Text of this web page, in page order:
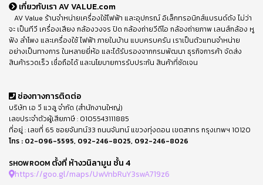
เกี่ยวกับเรา AV VALUE.com
AV Value ร้านจำหน่ายเครื่องใช้ไฟฟ้า และอุปกรณ์ อิเล็กทรอนิกส์แบรนด์ดัง ไม่ว่า
จะ เป็นทีวี เครื่องเสียง กล้องวงจร ปิด กล้องถ่ายวีดีโอ กล้องถ่ายภาพ เลนส์กล้อง หู
ฟัง ลำโพง และเครื่องใช้ ไฟฟ้า ภายในบ้าน แบบครบครัน เราเป็นตัวแทนจำหน่าย
อย่างเป็นทางการ ในหลายยี่ห้อ และได้รับรองจากกรมพัฒนา ธุรกิจการค้า จัดส่ง
สินค้ารวดเร็ว เชื่อถือได้ และนโยบายการรับประกัน สินค้าที่ชัดเจน
ช่องทางการติดต่อ
บริษัท เอ วี แวลู จำกัด (สำนักงานใหญ่)
เลขประจำตัวผู้เสียภาษี : 0105543111885
ที่อยู่ : เลขที่ 65 ซอยจันทน์33 ถนนจันทน์ แขวงทุ่งดอน เขตสาทร กรุงเทพฯ 10120
โทร : 02-096-5595, 092-246-8025, 092-246-8026
SHOWROOM ตั้งที่ ห้างวนิลามูน ชั้น 4
https://goo.gl/maps/UwVnbRuY3swA719z6